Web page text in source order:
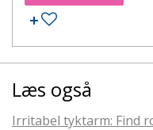
Læs også
Irritabel tyktarm: Find